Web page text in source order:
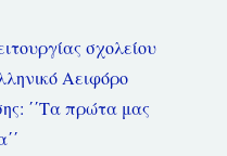
σχολείου
Αειφόρο
΄΄Τα πρώτα μας